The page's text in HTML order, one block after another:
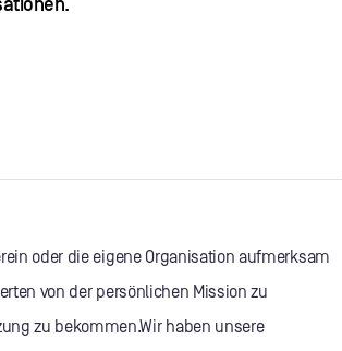
oder die eigene Organisation aufmerksam
von der persönlichen Mission zu
zu bekommen.Wir haben unsere